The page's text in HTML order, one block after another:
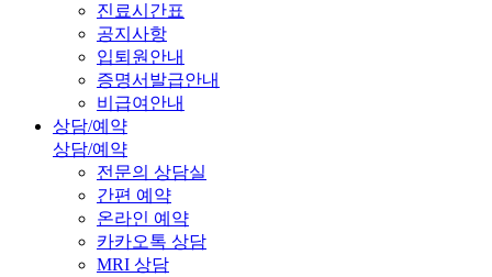
진료시간표
공지사항
입퇴원안내
증명서발급안내
비급여안내
상담/예약
상담/예약
전문의 상담실
간편 예약
온라인 예약
카카오톡 상담
MRI 상담